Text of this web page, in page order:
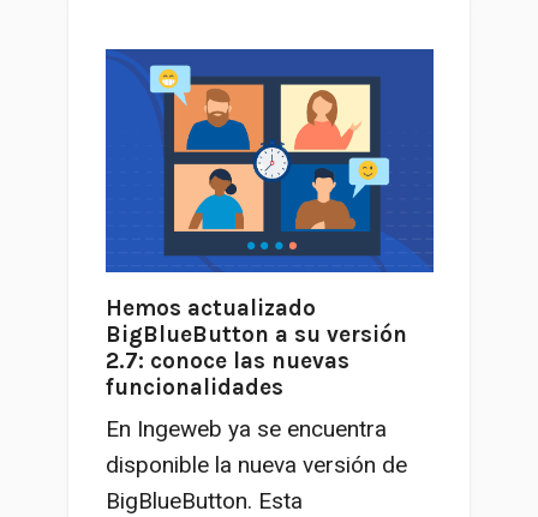
Hemos actualizado
BigBlueButton a su versión
2.7: conoce las nuevas
funcionalidades
En Ingeweb ya se encuentra
disponible la nueva versión de
BigBlueButton. Esta